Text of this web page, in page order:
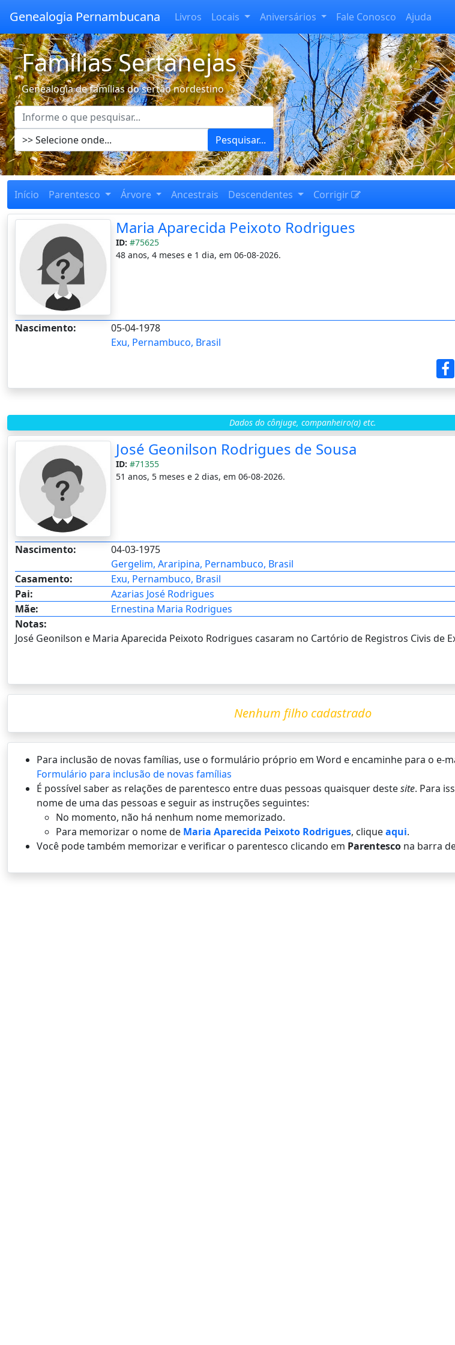
Genealogia Pernambucana Livros Locais Aniversários Fale Conosco Ajuda
Famílias Sertanejas
Genealogia de famílias do sertão nordestino
Pesquisar...
Início Parentesco Árvore Ancestrais Descendentes Corrigir
Maria Aparecida Peixoto Rodrigues
ID: #75625
48 anos, 4 meses e 1 dia, em 06-08-2026.
Nascimento:
05-04-1978
Exu, Pernambuco, Brasil
Dados do cônjuge, companheiro(a) etc.
José Geonilson Rodrigues de Sousa
ID: #71355
51 anos, 5 meses e 2 dias, em 06-08-2026.
Nascimento:
04-03-1975
Gergelim, Araripina, Pernambuco, Brasil
Casamento:
Exu, Pernambuco, Brasil
Pai:
Azarias José Rodrigues
Mãe:
Ernestina Maria Rodrigues
Notas:
José Geonilson e Maria Aparecida Peixoto Rodrigues casaram no Cartório de Registros Civis de
Nenhum filho cadastrado
Para inclusão de novas famílias, use o formulário próprio em Word e encaminhe para o e-
Formulário para inclusão de novas famílias
É possí­vel saber as relações de parentesco entre duas pessoas quaisquer destesite. Para
nome de uma das pessoas e seguir as instruções seguintes:
No momento, não há nenhum nome memorizado.
Para memorizar o nome de Maria Aparecida Peixoto Rodrigues, cliqueaqui.
Você pode também memorizar e verificar o parentesco clicando em Parentesco na barra